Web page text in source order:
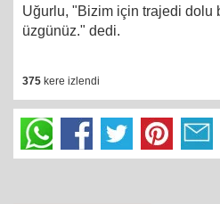
Uğurlu, "Bizim için trajedi dolu
üzgünüz." dedi.
375 kere izlendi